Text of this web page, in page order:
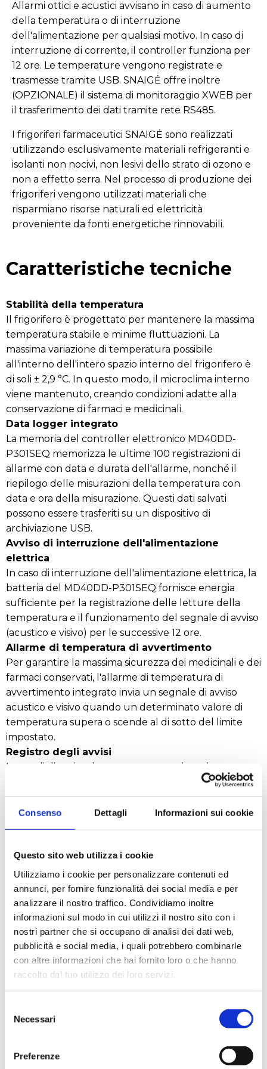
Consenso Dettagli Informazioni sui cookie
Questo sito web utilizza i cookie
Utilizziamo i cookie per personalizzare contenuti ed
annunci, per fornire funzionalità dei social media e per
analizzare il nostro traffico. Condividiamo inoltre
informazioni sul modo in cui utilizzi il nostro sito con i
nostri partner che si occupano di analisi dei dati web,
pubblicità e social media, i quali potrebbero combinarle
con altre informazioni che hai fornito loro o che hanno
raccolto dal tuo utilizzo dei loro servizi.
delNecessari
Preferenze
Allarmi ottici e acustici avvisano in caso di aumento
della temperatura o di interruzione
dell'alimentazione per qualsiasi motivo. In caso di
interruzione di corrente, il controller funziona per
12 ore. Le temperature vengono registrate e
trasmesse tramite USB. SNAIGĖ offre inoltre
(OPZIONALE) il sistema di monitoraggio XWEB per
il trasferimento dei dati tramite rete RS485.
I frigoriferi farmaceutici SNAIGĖ sono realizzati
utilizzando esclusivamente materiali refrigeranti e
isolanti non nocivi, non lesivi dello strato di ozono e
non a effetto serra. Nel processo di produzione dei
frigoriferi vengono utilizzati materiali che
risparmiano risorse naturali ed elettricità
proveniente da fonti energetiche rinnovabili.
Caratteristiche tecniche
Stabilità della temperatura
Il frigorifero è progettato per mantenere la massima
temperatura stabile e minime fluttuazioni. La
massima variazione di temperatura possibile
all'interno dell'intero spazio interno del frigorifero è
di soli ± 2,9 °C. In questo modo, il microclima interno
viene mantenuto, creando condizioni adatte alla
conservazione di farmaci e medicinali.
Data logger integrato
La memoria del controller elettronico MD40DD-
P301SEQ memorizza le ultime 100 registrazioni di
allarme con data e durata dell'allarme, nonché il
riepilogo delle misurazioni della temperatura con
data e ora della misurazione. Questi dati salvati
possono essere trasferiti su un dispositivo di
archiviazione USB.
Avviso di interruzione dell'alimentazione
elettrica
In caso di interruzione dell'alimentazione elettrica, la
batteria del MD40DD-P301SEQ fornisce energia
sufficiente per la registrazione delle letture della
temperatura e il funzionamento del segnale di avviso
(acustico e visivo) per le successive 12 ore.
Allarme di temperatura di avvertimento
Per garantire la massima sicurezza dei medicinali e dei
farmaci conservati, l'allarme di temperatura di
avvertimento integrato invia un segnale di avviso
acustico e visivo quando un determinato valore di
temperatura supera o scende al di sotto del limite
impostato.
Registro degli avvisi
I segnali di avviso devono essere monitorati per
garantire che i medicinali o i farmaci conservati
mantengano la loro qualità e integrità. I ​​dati
importanti vengono registrati nel registro: data
dell'avviso, durata, temperatura massima. La memoria
memorizza le ultime 100 registrazioni di avviso.
Limite di temperatura +2 °C
Se la temperatura scende al di sotto di +2 °C per
motivi critici, il controller elettronico attiva
immediatamente funzioni aggiuntive di
mantenimento della temperatura insieme a un
segnale di avviso per proteggere i medicinali e i
farmaci sensibili alla temperatura conservati nel
frigorifero.
Interfaccia LAN
a una rete LAN (utilizzando sistemi esterni) tramite
monitorare, controllare e documentare digitalmente